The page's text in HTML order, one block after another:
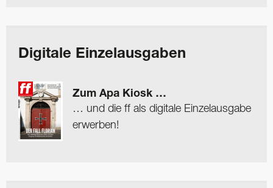
Digitale Einzelausgaben
Zum Apa Kiosk …
… und die ff als digitale Einzelausgabe
erwerben!